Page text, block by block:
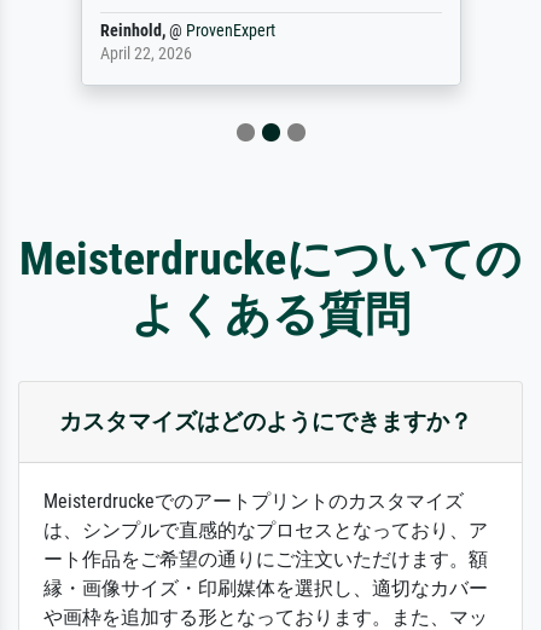
Reinhold,@ ProvenExpert
April 22, 2026
Meisterdruckeについての
よくある質問
カスタマイズはどのようにできますか？
Meisterdruckeでのアートプリントのカスタマイズ
は、シンプルで直感的なプロセスとなっており、ア
ート作品をご希望の通りにご注文いただけます。額
縁・画像サイズ・印刷媒体を選択し、適切なカバー
や画枠を追加する形となっております。また、マッ